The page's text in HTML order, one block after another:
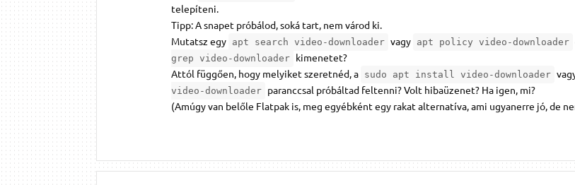
telepíteni.
Tipp: A snapet próbálod, soká tart, nem várod ki.
Mutatsz egy apt search video-downloader vagy apt policy video-downloader
grep video-downloader kimenetet?
Attól függően, hogy melyiket szeretnéd, a sudo apt install video-downloader
video-downloader paranccsal próbáltad feltenni? Volt hibaüzenet? Ha igen, mi?
(Amúgy van belőle Flatpak is, meg egyébként egy rakat alternatíva, ami ugyanerre jó, de